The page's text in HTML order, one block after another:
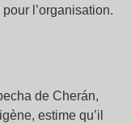
l’organisation.
de Cherán,
estime qu’il